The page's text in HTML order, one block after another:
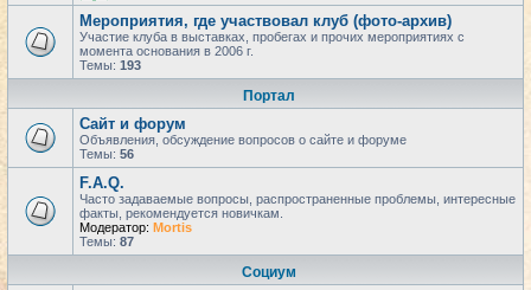
Мероприятия, где участвовал клуб (фото-архив)
Участие клуба в выставках, пробегах и прочих мероприятиях с
момента основания в 2006 г.
Темы: 193
Портал
Сайт и форум
Объявления, обсуждение вопросов о сайте и форуме
Темы: 56
F.A.Q.
Часто задаваемые вопросы, распространенные проблемы, интересные
факты, рекомендуется новичкам.
Модератор: Mortis
Темы: 87
Социум